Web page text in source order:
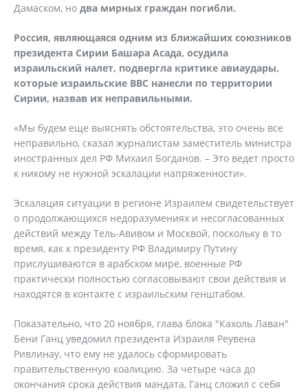
Дамаском, но два мирных граждан погибли.
Россия, являющаяся одним из ближайших союзников
президента Сирии Башара Асада, осудила
израильский налет, подвергла критике авиаудары,
которые израильские ВВС нанесли по территории
Сирии, назвав их неправильными.
«Мы будем еще выяснять обстоятельства, это очень все
неправильно, сказал журналистам заместитель министра
иностранных дел РФ Михаил Богданов. – Это ведет просто
к никому не нужной эскалации напряженности».
Эскалация ситуации в регионе Израилем свидетельствует
о продолжающихся недоразумениях и несогласованных
действий между Тель-Авивом и Москвой, поскольку в то
время, как к президенту РФ Владимиру Путину
прислушиваются в арабском мире, военные РФ
практически полностью согласовывают свои действия и
находятся в контакте с израильским генштабом.
Показательно, что 20 ноября, глава блока "Кахоль Лаван"
Бени Ганц уведомил президента Израиля Реувена
Ривлинау, что ему не удалось сформировать
правительственную коалицию. За четыре часа до
окончания срока действия мандата, Ганц сложил с себя